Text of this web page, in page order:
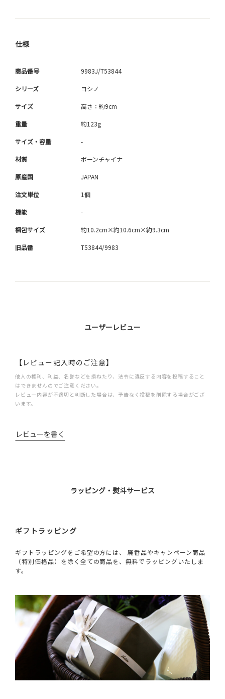
仕様
商品番号 9983J/T53844
シリーズ ヨシノ
サイズ 高さ：約9cm
重量 約123g
サイズ・容量 -
材質 ボーンチャイナ
原産国 JAPAN
注文単位 1個
機能 -
梱包サイズ 約10.2cm×約10.6cm×約9.3cm
旧品番 T53844/9983
ユーザーレビュー
【レビュー記入時のご注意】
他人の権利、利益、名誉などを損ねたり、法令に違反する内容を投稿すること
はできませんのでご注意ください。
レビュー内容が不適切と判断した場合は、予告なく投稿を削除する場合がござ
います。
レビューを書く
ラッピング・熨斗サービス
ギフトラッピング
ギフトラッピングをご希望の方には、 廃番品やキャンペーン商品
（特別価格品）を除く全ての商品を、無料でラッピングいたしま
す。